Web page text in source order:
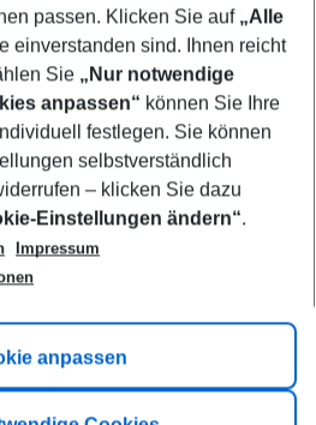
more filter
passen. Klicken Sie auf „Alle
einverstanden sind. Ihnen reicht
Sie „Nur notwendige
anpassen“ können Sie Ihre
festlegen. Sie können
selbstverständlich
– klicken Sie dazu
Einstellungen ändern“.
Impressum
anpassen